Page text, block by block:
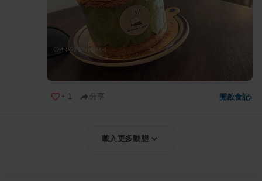
+ 1 分享 開啟食記›
載入更多動態